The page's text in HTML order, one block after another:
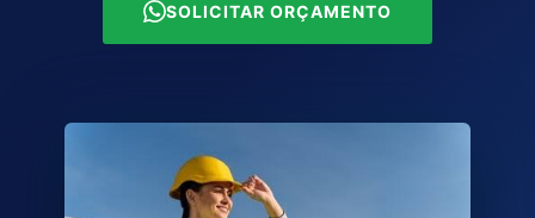
SOLICITAR ORÇAMENTO